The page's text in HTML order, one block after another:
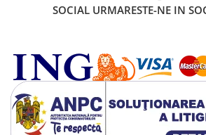
SOCIAL URMARESTE-NE IN